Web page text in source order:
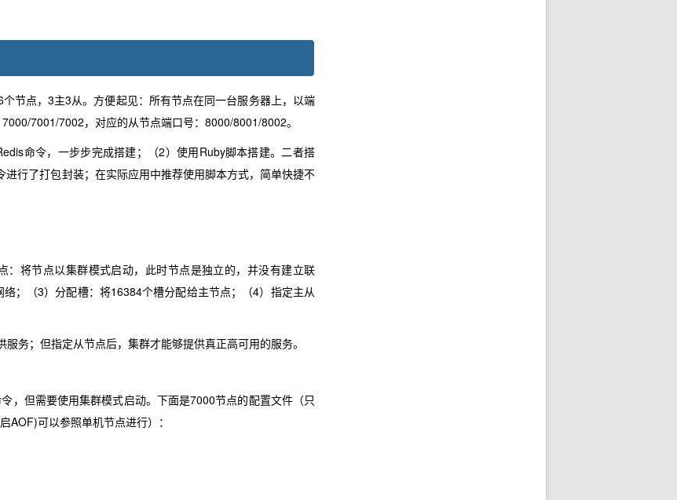
节点，3主3从。方便起见：所有节点在同一台服务器上，以端
7001/7002，对应的从节点端口号：8000/8001/8002。
命令，一步步完成搭建；（2）使用Ruby脚本搭建。二者搭
行了打包封装；在实际应用中推荐使用脚本方式，简单快捷不
：将节点以集群模式启动，此时节点是独立的，并没有建立联
；（3）分配槽：将16384个槽分配给主节点；（4）指定主从
务；但指定从节点后，集群才能够提供真正高可用的服务。
，但需要使用集群模式启动。下面是7000节点的配置文件（只
AOF)可以参照单机节点进行）：